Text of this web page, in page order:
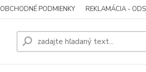
OBCHODNÉ PODMIENKY REKLAMÁCIA -